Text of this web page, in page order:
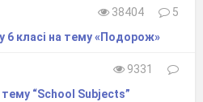
38404
5
6 класі на тему «Подорож»
9331
“School Subjects”